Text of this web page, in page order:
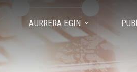
AURRERA EGIN